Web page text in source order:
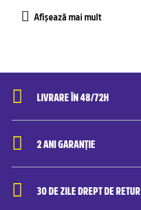
LIVRARE ÎN 48/72H
2 ANI GARANȚIE
30 DE ZILE DREPT DE RETUR